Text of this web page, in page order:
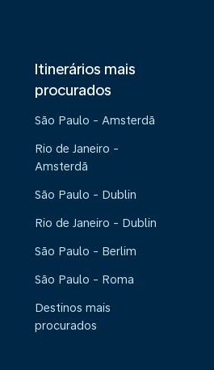
Itinerários mais
procurados
São Paulo - Amsterdã
Rio de Janeiro -
Amsterdã
São Paulo - Dublin
Rio de Janeiro - Dublin
São Paulo - Berlim
São Paulo - Roma
Destinos mais
procurados